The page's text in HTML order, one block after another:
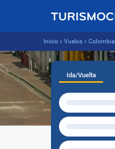
Inicio Vuelos Colombia
Ida/Vuelta